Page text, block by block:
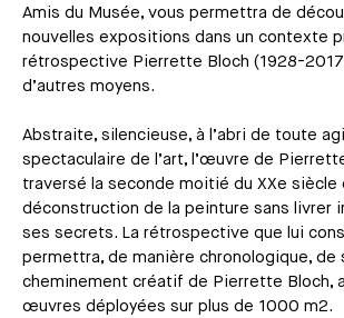
Amis du Musée, vous permettra de
nouvelles expositions dans un contexte
rétrospective Pierrette Bloch (1928-
d’autres moyens.
Abstraite, silencieuse, à l’abri de toute
spectaculaire de l’art, l’œuvre de
traversé la seconde moitié du XXe siècle
déconstruction de la peinture sans livrer
ses secrets. La rétrospective que lui
permettra, de manière chronologique, de
cheminement créatif de Pierrette Bloch,
œuvres déployées sur plus de 1000 m2.